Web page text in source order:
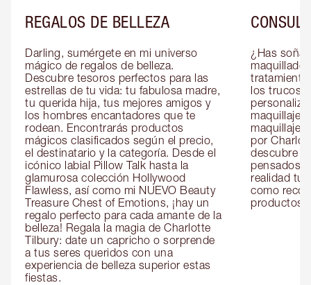
REGALOS DE BELLEZA
Darling, sumérgete en mi universo
mágico de regalos de belleza.
Descubre tesoros perfectos para las
estrellas de tu vida: tu fabulosa madre,
tu querida hija, tus mejores amigos y
los hombres encantadores que te
rodean. Encontrarás productos
mágicos clasificados según el precio,
el destinatario y la categoría. Desde el
icónico labial Pillow Talk hasta la
glamurosa colección Hollywood
Flawless, así como mi NUEVO Beauty
Treasure Chest of Emotions, ¡hay un
regalo perfecto para cada amante de la
belleza! Regala la magia de Charlotte
Tilbury: date un capricho o sorprende
a tus seres queridos con una
experiencia de belleza superior estas
fiestas.
¿Has
los
maquillaje
maquillaje
por
descubre
pensados
realidad
como
productos